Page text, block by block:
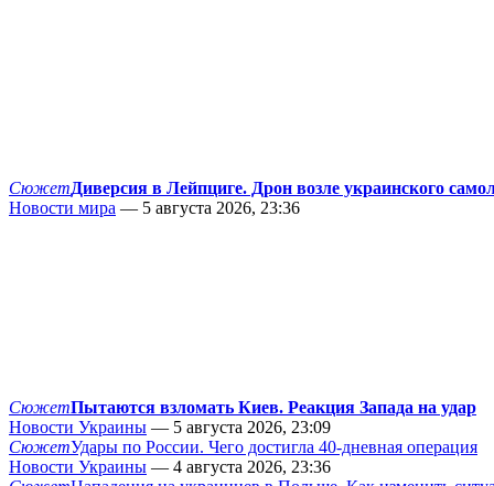
СюжетДиверсия в Лейпциге. Дрон возле украинского
Новости мира — 5 августа 2026, 23:36
СюжетПытаются взломать Киев. Реакция Запада на удар
Новости Украины — 5 августа 2026, 23:09
СюжетУдары по России. Чего достигла 40-дневная операция
Новости Украины — 4 августа 2026, 23:36